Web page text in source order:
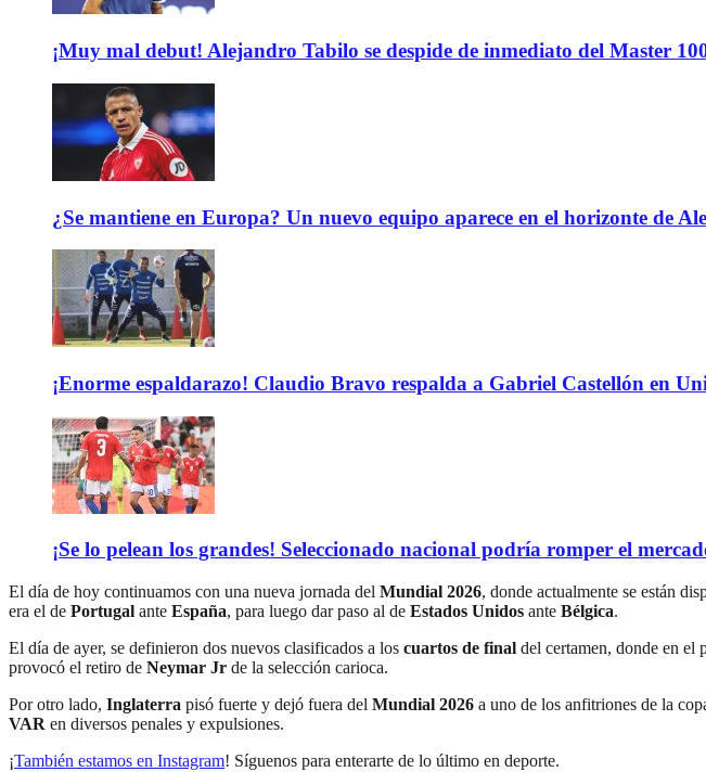
¡Muy mal debut! Alejandro Tabilo se despide de inmediato del Master
¿Se mantiene en Europa? Un nuevo equipo aparece en el horizonte de
¡Enorme espaldarazo! Claudio Bravo respalda a Gabriel Castellón en
¡Se lo pelean los grandes! Seleccionado nacional podría romper el
El día de hoy continuamos con una nueva jornada del Mundial 2026, donde actualmente se están
era el de Portugal ante España, para luego dar paso al de Estados Unidos ante Bélgica.
El día de ayer, se definieron dos nuevos clasificados a los cuartos de final del certamen, donde en el
provocó el retiro de Neymar Jr de la selección carioca.
Por otro lado, Inglaterra pisó fuerte y dejó fuera del Mundial 2026 a uno de los anfitriones de la
VAR en diversos penales y expulsiones.
¡También estamos en Instagram! Síguenos para enterarte de lo último en deporte.